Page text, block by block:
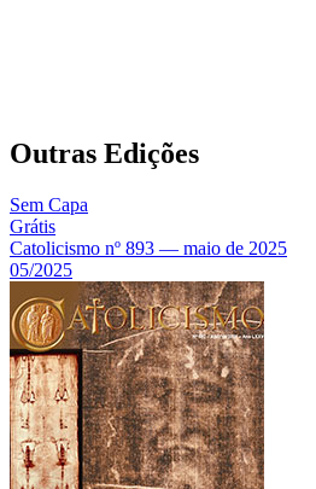
Outras Edições
Sem Capa
Grátis
Catolicismo nº 893 — maio de 2025
05/2025